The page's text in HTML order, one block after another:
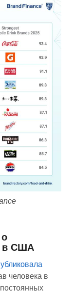
в США
человека в